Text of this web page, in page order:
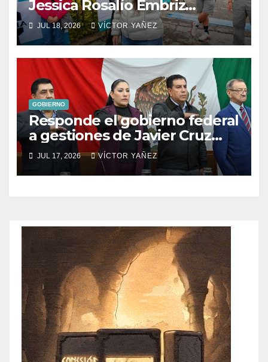
Jessica Rosalío Embriz
impulsa el deporte y el
turismo en Ixtapan de la Sal
JUL 18, 2026 VÍCTOR YAÑEZ
GOBIERNO
Responde el gobierno federal
a gestiones de Javier Cruz
Jaramillo
JUL 17, 2026 VÍCTOR YAÑEZ